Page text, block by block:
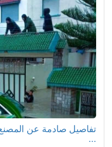
تفاصيل صادمة عن المصنع